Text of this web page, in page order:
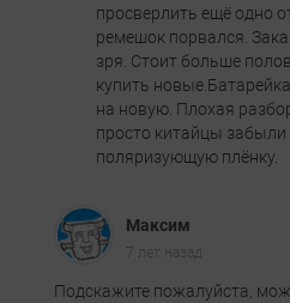
просверлить ещё одно
ремешок порвался.
зря. Стоит больше
купить
на новую. Плохая
просто китайцы забыли
поляризующую плёнку.
Максим
7 лет назад
Подскажите пожалуйста,